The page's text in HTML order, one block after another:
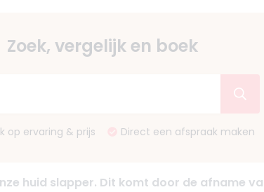
Zoek, vergelijk en boek
op ervaring & prijs Direct een afspraak maken
huid slapper. Dit komt door de afname